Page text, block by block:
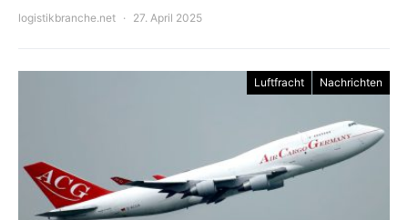
logistikbranche.net 27. April 2025
Luftfracht Nachrichten